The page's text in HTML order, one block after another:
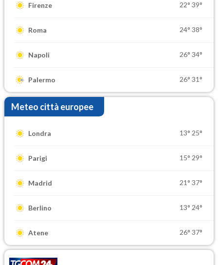
Firenze 22° 39°
Roma 24° 38°
Napoli 26° 34°
Palermo 26° 31°
Meteo città europee
Londra 13° 25°
Parigi 15° 29°
Madrid 21° 37°
Berlino 13° 24°
Atene 26° 37°